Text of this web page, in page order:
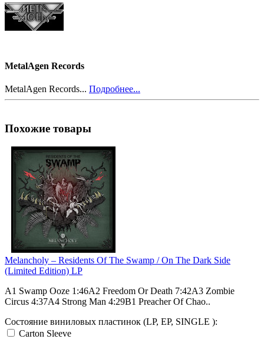
MetalAgen Records
MetalAgen Records... Подробнее...
Похожие товары
Melancholy ‎– Residents Of The Swamp / On The Dark Side
(Limited Edition) LP
A1 Swamp Ooze 1:46A2 Freedom Or Death 7:42A3 Zombie
Circus 4:37A4 Strong Man 4:29B1 Preacher Of Chao..
Состояние виниловых пластинок (LP, EP, SINGLE ):
Carton Sleeve